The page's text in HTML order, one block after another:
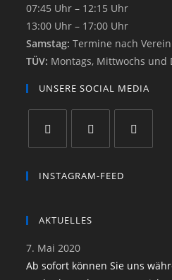
07:45 Uhr – 12:15 Uhr
13:00 Uhr – 17:00 Uhr
Samstag: Termine nach
TÜV: Montags, Mittwochs und
UNSERE SOCIAL MEDIA
INSTAGRAM-FEED
AKTUELLES
7. Mai 2020
Ab sofort können Sie uns